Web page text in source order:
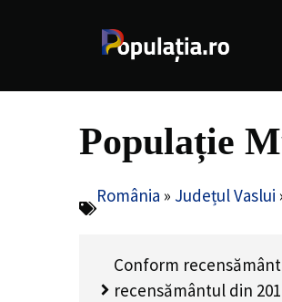
Populație
România » Județul Vaslui
Conform
recensământul din